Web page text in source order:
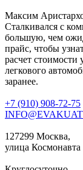
Максим
Сталкивался с
большую, чем
прайс, чтобы
расчет стоимости
легкового
заранее.
+7 (910) 908-72-75
127299 Москва,
улица